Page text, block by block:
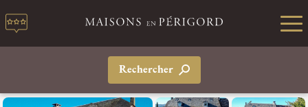
Rechercher